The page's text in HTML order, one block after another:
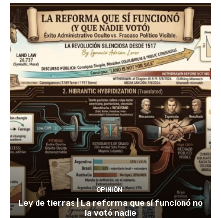
OPINIÓN
Ley de tierras | La reforma que sí funcionó no
la votó nadie